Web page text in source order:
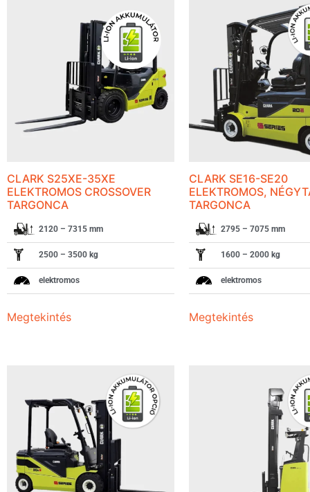
CLARK S25XE-35XE
ELEKTROMOS CROSSOVER
TARGONCA
2120 – 7315 mm
2500 – 3500 kg
elektromos
Megtekintés
CLARK SE16-SE20
ELEKTROMOS,
TARGONCA
2795 – 7075 mm
1600 – 2000 kg
elektromos
Megtekintés